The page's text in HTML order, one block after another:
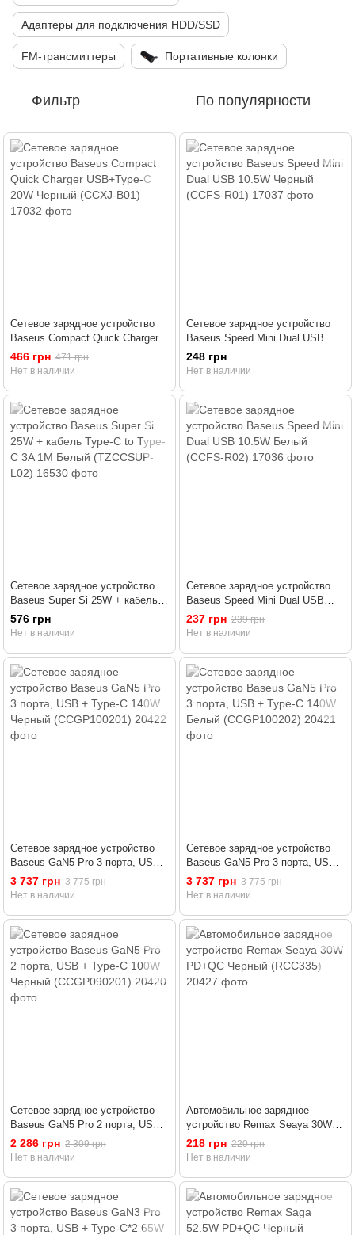
Адаптеры для подключения HDD/SSD
FM-трансмиттеры Портативные колонки
Фильтр По популярности
Сетевое зарядное устройство
Baseus Compact Quick Charger
USB+Type-C 20W Черный
(CCXJ-B01)
466 грн 471 грн
Нет в наличии
Сетевое зарядное устройство
Baseus Speed Mini Dual USB
10.5W Черный (CCFS-R01)
248 грн
Нет в наличии
Сетевое зарядное устройство
Baseus Super Si 25W + кабель
Type-C to Type-C 3A 1M Белый
(TZCCSUP-L02)
576 грн
Нет в наличии
Сетевое зарядное устройство
Baseus Speed Mini Dual USB
10.5W Белый (CCFS-R02)
237 грн 239 грн
Нет в наличии
Сетевое зарядное устройство
Baseus GaN5 Pro 3 порта, USB
+ Type-C 140W Черный
(CCGP100201)
3 737 грн 3 775 грн
Нет в наличии
Сетевое зарядное устройство
Baseus GaN5 Pro 3 порта, USB
+ Type-C 140W Белый
(CCGP100202)
3 737 грн 3 775 грн
Нет в наличии
Сетевое зарядное устройство
Baseus GaN5 Pro 2 порта, USB
+ Type-C 100W Черный
(CCGP090201)
2 286 грн 2 309 грн
Нет в наличии
Автомобильное зарядное
устройство Remax Seaya 30W
PD+QC Черный (RCC335)
218 грн 220 грн
Нет в наличии